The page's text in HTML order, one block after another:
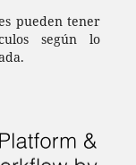
pueden tener
según lo